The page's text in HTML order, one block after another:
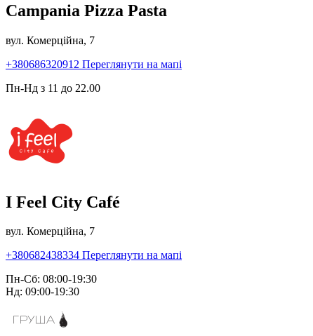
Campania Pizza Pasta
вул. Комерційна, 7
+380686320912 Переглянути на мапі
Пн-Нд з 11 до 22.00
I Feel City Café
вул. Комерційна, 7
+380682438334 Переглянути на мапі
Пн-Сб: 08:00-19:30
Нд: 09:00-19:30